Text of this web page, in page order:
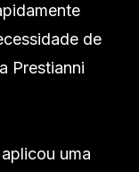
de
Prestianni
uma